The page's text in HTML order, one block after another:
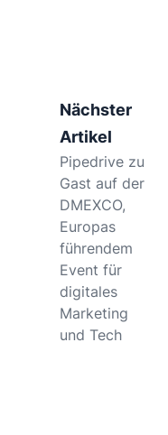
Nächster
Artikel
Pipedrive zu
Gast auf der
DMEXCO,
Europas
führendem
Event für
digitales
Marketing
und Tech